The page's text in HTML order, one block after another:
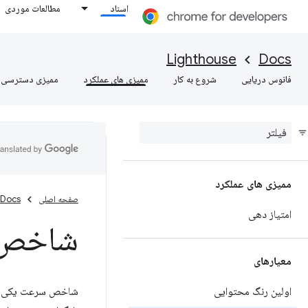
اسناد مطالعات موردی
Docs
Lighthouse
فانوس دریایی شروع به کار ممیزی های عملکرد ممیزی دسترسی
ممیزی های عملکرد
امتیاز دهی
معیارهای
اولین رنگ محتوایی
صفحه اصلی Docs
شاخص سرعت یکی